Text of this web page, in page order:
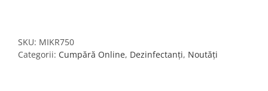
AF
LIQUID
SKU: MIKR750
Categorii: Cumpără Online, Dezinfectanți, Noutăți